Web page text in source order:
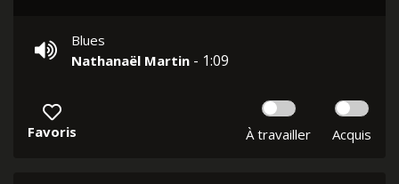
Blues
Nathanaël Martin - 1:09
Favoris À travailler Acquis